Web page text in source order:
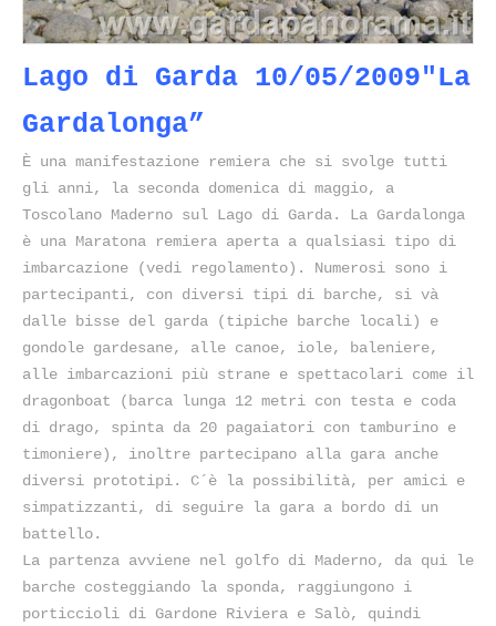
Lago di Garda 10/05/2009″La
Gardalonga”
È una manifestazione remiera che si svolge tutti
gli anni, la seconda domenica di maggio, a
Toscolano Maderno sul Lago di Garda. La Gardalonga
è una Maratona remiera aperta a qualsiasi tipo di
imbarcazione (vedi regolamento). Numerosi sono i
partecipanti, con diversi tipi di barche, si và
dalle bisse del garda (tipiche barche locali) e
gondole gardesane, alle canoe, iole, baleniere,
alle imbarcazioni più strane e spettacolari come il
dragonboat (barca lunga 12 metri con testa e coda
di drago, spinta da 20 pagaiatori con tamburino e
timoniere), inoltre partecipano alla gara anche
diversi prototipi. C´è la possibilità, per amici e
simpatizzanti, di seguire la gara a bordo di un
battello.
La partenza avviene nel golfo di Maderno, da qui le
barche costeggiando la sponda, raggiungono i
porticcioli di Gardone Riviera e Salò, quindi